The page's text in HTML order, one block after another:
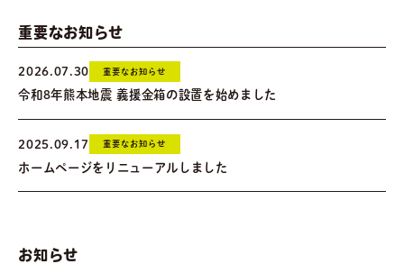
重要なお知らせ
2026.07.30 重要なお知らせ
令和8年熊本地震 義援金箱の設置を始めました
2025.09.17 重要なお知らせ
ホームページをリニューアルしました
お知らせ